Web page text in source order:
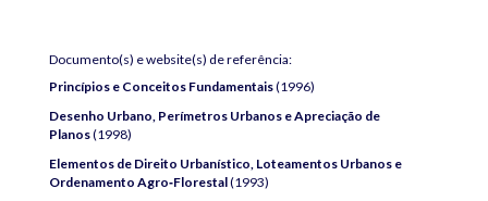
Documento(s) e website(s) de referência:
Princípios e Conceitos Fundamentais(1996)
Desenho Urbano, Perímetros Urbanos e Apreciação de
Planos(1998)
Elementos de Direito Urbanístico, Loteamentos Urbanos e
Ordenamento Agro‑Florestal(1993)